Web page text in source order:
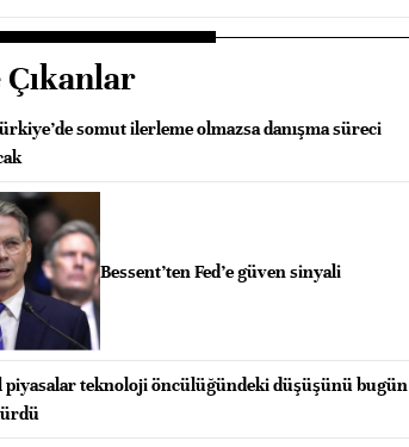
Çıkanlar
somut ilerleme olmazsa danışma süreci
Bessent’ten Fed’e güven sinyali
piyasalar teknoloji öncülüğündeki düşüşünü bugün